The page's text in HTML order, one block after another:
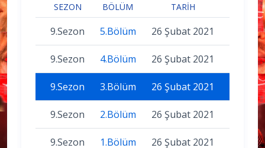
SEZON BÖLÜM TARIH
9.Sezon 5.Bölüm 26 Şubat 2021
9.Sezon 4.Bölüm 26 Şubat 2021
9.Sezon 3.Bölüm 26 Şubat 2021
9.Sezon 2.Bölüm 26 Şubat 2021
9.Sezon 1.Bölüm 26 Şubat 2021